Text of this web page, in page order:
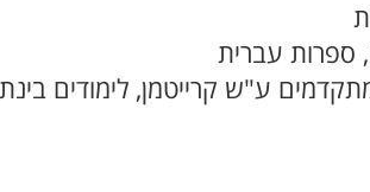
ספרות עברית
ע"ש קרייטמן, לימודים